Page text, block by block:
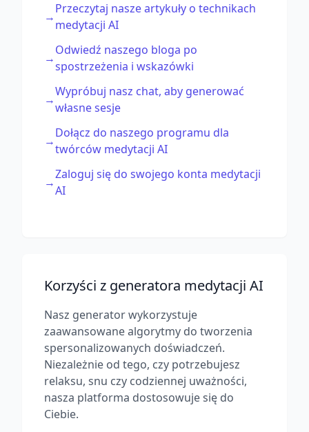
→
Przeczytaj nasze artykuły o technikach
medytacji AI
→
Odwiedź naszego bloga po
spostrzeżenia i wskazówki
→
Wypróbuj nasz chat, aby generować
własne sesje
→
Dołącz do naszego programu dla
twórców medytacji AI
→
Zaloguj się do swojego konta medytacji
AI
Korzyści z generatora medytacji AI
Nasz generator wykorzystuje
zaawansowane algorytmy do tworzenia
spersonalizowanych doświadczeń.
Niezależnie od tego, czy potrzebujesz
relaksu, snu czy codziennej uważności,
nasza platforma dostosowuje się do
Ciebie.